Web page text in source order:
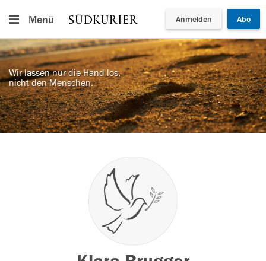
Menü Anmelden Abo
Wir lassen nur die Hand los,
nicht den Menschen.